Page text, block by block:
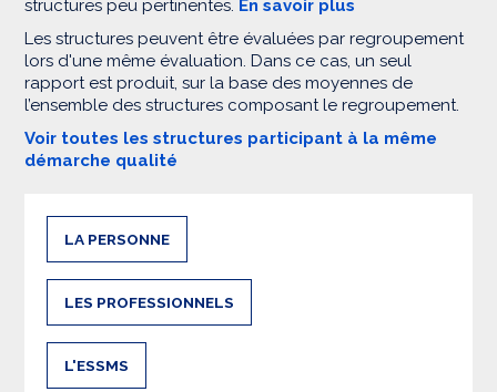
structures peu pertinentes. En savoir plus
Les structures peuvent être évaluées par regroupement
lors d'une même évaluation. Dans ce cas, un seul
rapport est produit, sur la base des moyennes de
l’ensemble des structures composant le regroupement.
Voir toutes les structures participant à la même
démarche qualité
LA PERSONNE
LES PROFESSIONNELS
L'ESSMS